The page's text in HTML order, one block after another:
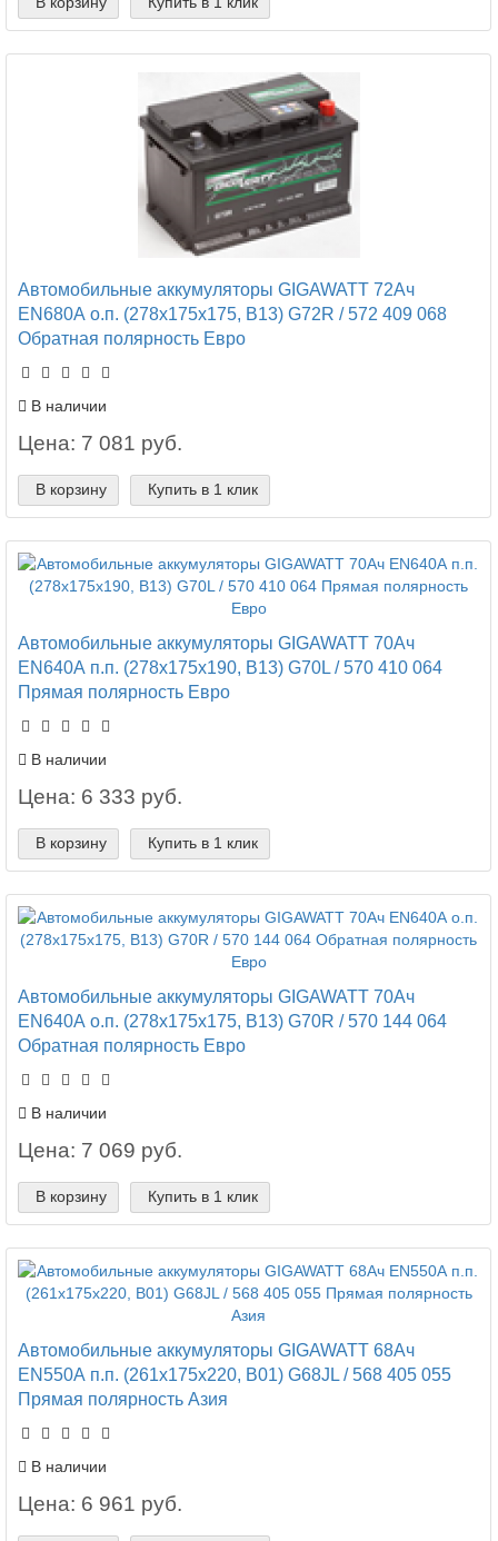
Автомобильные аккумуляторы GIGAWATT 72Ач
EN680А о.п. (278х175х175, B13) G72R / 572 409 068
Обратная полярность Евро
В наличии
Цена: 7 081 руб.
В корзину Купить в 1 клик
Автомобильные аккумуляторы GIGAWATT 70Ач
EN640А п.п. (278х175х190, B13) G70L / 570 410 064
Прямая полярность Евро
В наличии
Цена: 6 333 руб.
В корзину Купить в 1 клик
Автомобильные аккумуляторы GIGAWATT 70Ач
EN640А о.п. (278х175х175, B13) G70R / 570 144 064
Обратная полярность Евро
В наличии
Цена: 7 069 руб.
В корзину Купить в 1 клик
Автомобильные аккумуляторы GIGAWATT 68Ач
EN550А п.п. (261х175х220, B01) G68JL / 568 405 055
Прямая полярность Азия
В наличии
Цена: 6 961 руб.